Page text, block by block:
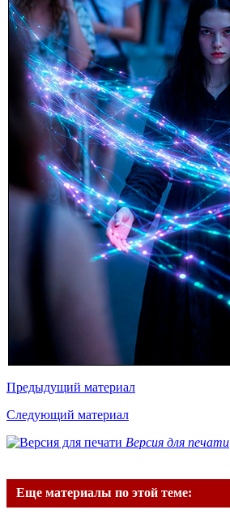
Предыдущий материал
Следующий материал
Версия для печати
Еще материалы по этой теме: